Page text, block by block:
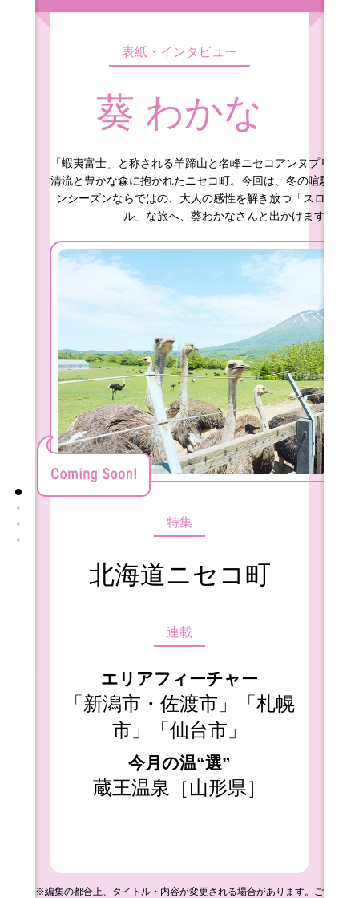
表紙・インタビュー
葵 わかな
「蝦夷富士」と称される羊蹄山と名峰ニセコアンヌプリを間
清流と豊かな森に抱かれたニセコ町。今回は、冬の喧騒を離
ンシーズンならではの、大人の感性を解き放つ「スロー＆
ル」な旅へ、葵わかなさんと出かけます。
特集
北海道ニセコ町
連載
エリアフィーチャー
「新潟市・佐渡市」「札幌
市」「仙台市」
今月の温“選”
蔵王温泉［山形県］
※編集の都合上、タイトル・内容が変更される場合があります。ご